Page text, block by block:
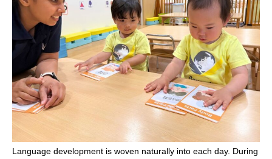
Language development is woven naturally into each day. During